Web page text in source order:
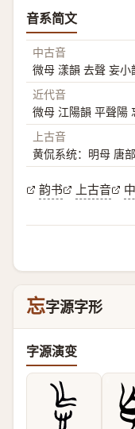
音系简文
中古音
微母 漾韻 去聲 妄小
近代音
微母 江陽韻 平聲陽
上古音
黄侃系统：明母 唐
韵书 上古音
忘字源字形
字源演变